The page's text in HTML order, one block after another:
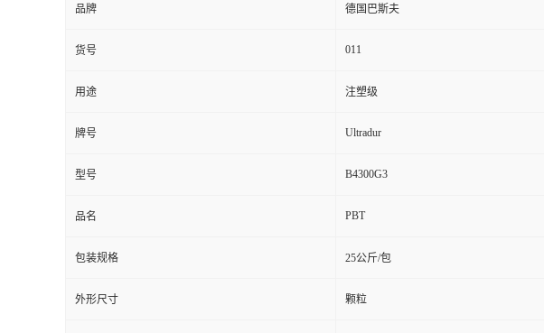
品牌 德国巴斯夫
货号 011
用途 注塑级
牌号 Ultradur
型号 B4300G3
品名 PBT
包装规格 25公斤/包
外形尺寸 颗粒